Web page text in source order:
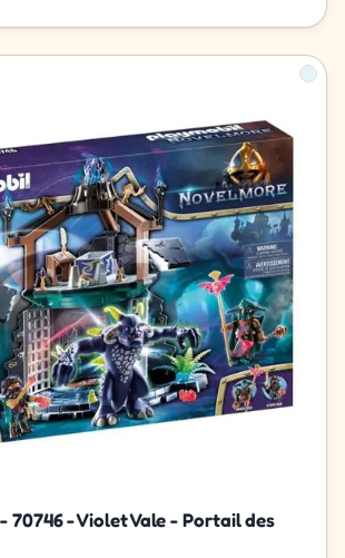
70746 - Violet Vale - Portail des